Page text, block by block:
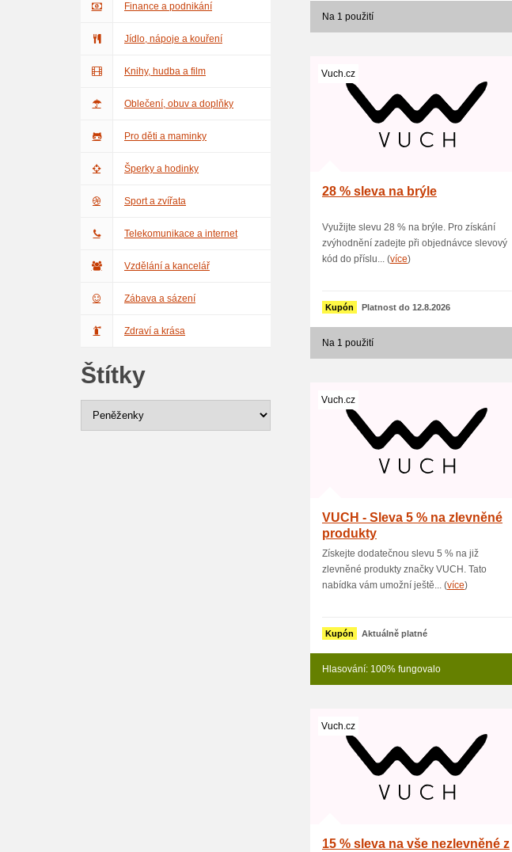
Finance a podnikání
Jídlo, nápoje a kouření
Knihy, hudba a film
Oblečení, obuv a doplňky
Pro děti a maminky
Šperky a hodinky
Sport a zvířata
Telekomunikace a internet
Vzdělání a kancelář
Zábava a sázení
Zdraví a krása
Štítky
Na 1 použití
Vuch.cz
28 % sleva na brýle
Využijte slevu 28 % na brýle. Pro získání
zvýhodnění zadejte při objednávce slevový
kód do příslu... (více)
Kupón Platnost do 12.8.2026
Na 1 použití
Vuch.cz
VUCH - Sleva 5 % na zlevněné
produkty
Získejte dodatečnou slevu 5 % na již
zlevněné produkty značky VUCH. Tato
nabídka vám umožní ještě... (více)
Kupón Aktuálně platné
Hlasování: 100% fungovalo
Vuch.cz
15 % sleva na vše nezlevněné z